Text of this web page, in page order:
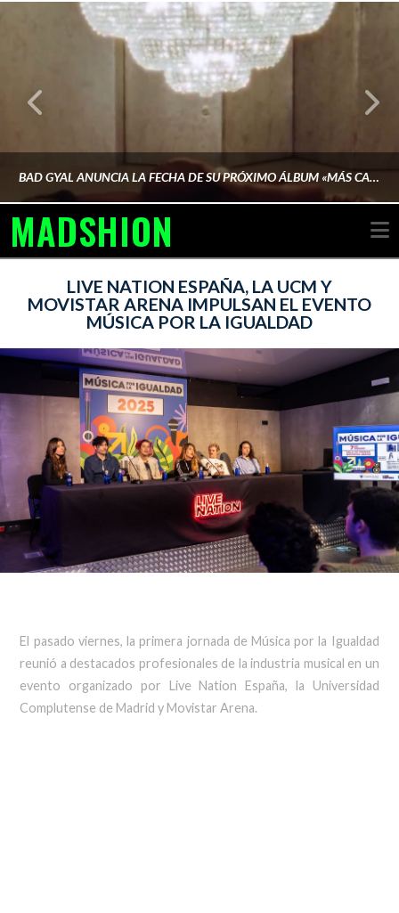
BAD GYAL ANUNCIA LA FECHA DE SU PRÓXIMO ÁLBUM «MÁS CARA»
MADSHION
LIVE NATION ESPAÑA, LA UCM Y
MOVISTAR ARENA IMPULSAN EL EVENTO
MÚSICA POR LA IGUALDAD
El pasado viernes, la primera jornada de Música por la Igualdad
reunió a destacados profesionales de la industria musical en un
evento organizado por Live Nation España, la Universidad
Complutense de Madrid y Movistar Arena.